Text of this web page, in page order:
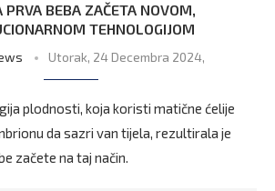
PRVA BEBA ZAČETA NOVOM,
TEHNOLOGIJOM
Utorak, 24 Decembra 2024,
plodnosti, koja koristi matične ćelije
da sazri van tijela, rezultirala je
začete na taj način.